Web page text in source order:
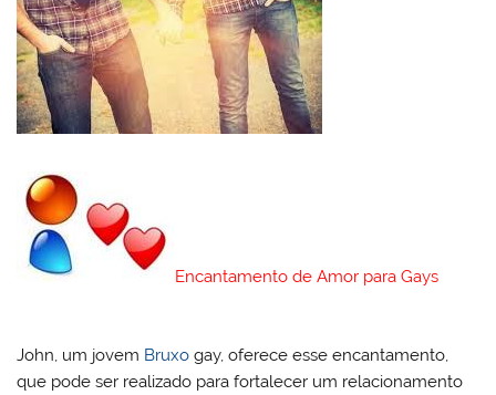
Encantamento de Amor para Gays
John, um jovem Bruxo gay, oferece esse encantamento,
que pode ser realizado para fortalecer um relacionamento